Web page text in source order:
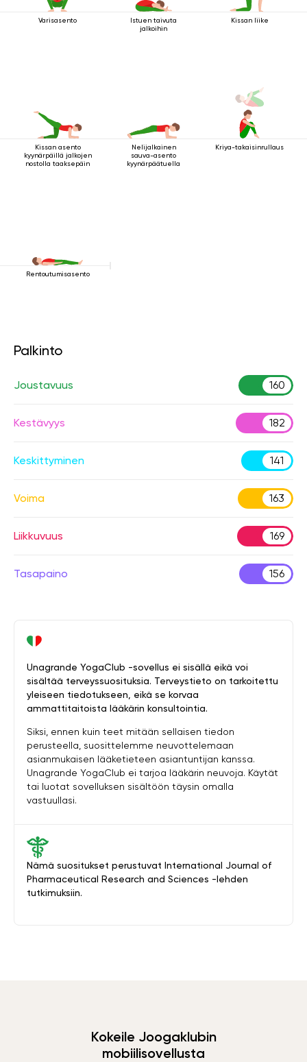
Varisasento
Istuen taivuta
jalkoihin
Kissan liike
Kissan asento
kyynärpäillä jalkojen
nostolla taaksepäin
Nelijalkainen
sauva-asento
kyynärpäätuella
Kriya-takaisinrullaus
Rentoutumisasento
Palkinto
Joustavuus 160
Kestävyys 182
Keskittyminen 141
Voima 163
Liikkuvuus 169
Tasapaino 156
Nämä suositukset perustuvat International Journal of
Pharmaceutical Research and Sciences -lehden
tutkimuksiin.
Unagrande YogaClub -sovellus ei sisällä eikä voi
sisältää terveyssuosituksia. Terveystieto on tarkoitettu
yleiseen tiedotukseen, eikä se korvaa
ammattitaitoista lääkärin konsultointia.
Siksi, ennen kuin teet mitään sellaisen tiedon
perusteella, suosittelemme neuvottelemaan
asianmukaisen lääketieteen asiantuntijan kanssa.
Unagrande YogaClub ei tarjoa lääkärin neuvoja. Käytät
tai luotat sovelluksen sisältöön täysin omalla
vastuullasi.
Kokeile Joogaklubin
mobiilisovellusta